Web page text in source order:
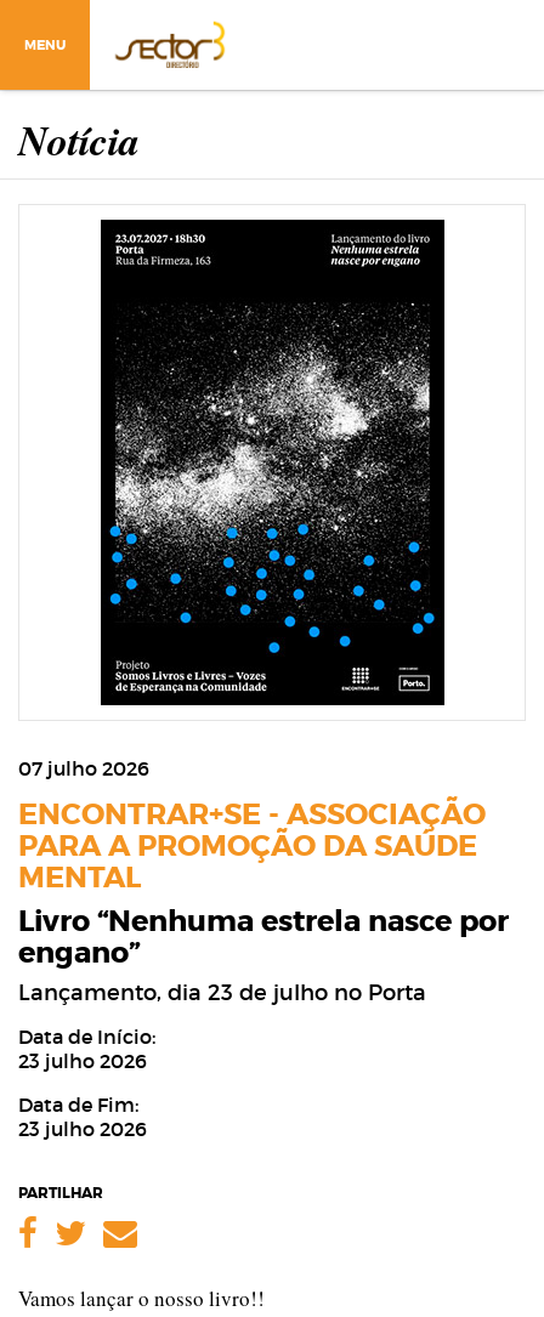
MENU
Notícia
07 julho 2026
ENCONTRAR+SE - ASSOCIAÇÃO
PARA A PROMOÇÃO DA SAÚDE
MENTAL
Livro “Nenhuma estrela nasce por
engano”
Lançamento, dia 23 de julho no Porta
Data de Início:
23 julho 2026
Data de Fim:
23 julho 2026
PARTILHAR
Facebook
Twitter
Email
Vamos lançar o nosso livro!!